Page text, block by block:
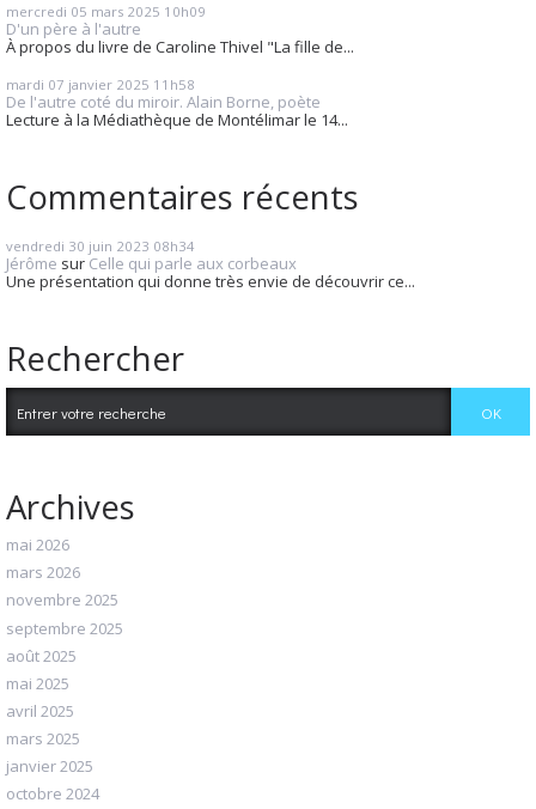
mercredi 05 mars 2025 10h09
D'un père à l'autre
À propos du livre de Caroline Thivel "La fille de...
mardi 07 janvier 2025 11h58
De l'autre coté du miroir. Alain Borne, poète
Lecture à la Médiathèque de Montélimar le 14...
Commentaires récents
vendredi 30 juin 2023 08h34
Jérôme sur Celle qui parle aux corbeaux
Une présentation qui donne très envie de découvrir ce...
Rechercher
Archives
mai 2026
mars 2026
novembre 2025
septembre 2025
août 2025
mai 2025
avril 2025
mars 2025
janvier 2025
octobre 2024